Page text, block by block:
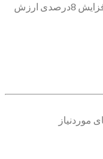
شده است که کاهش 14درصدی در وزن و افزایش 8درصدی ارزش
موردنیاز